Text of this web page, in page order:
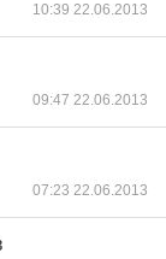
10:39 22.06.2013
09:47 22.06.2013
07:23 22.06.2013